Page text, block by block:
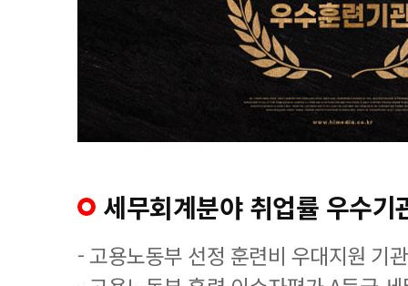
세무회계분야 취업률 우수기
- 고용노동부 선정 훈련비 우대지원 기관